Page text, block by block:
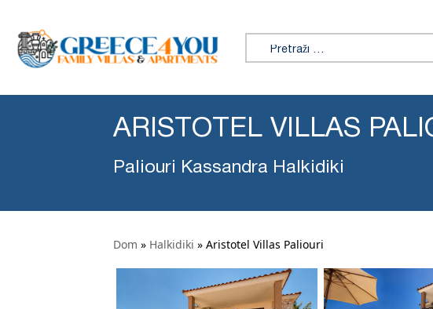
Tražiti:
ARISTOTEL VILLAS
Paliouri Kassandra Halkidiki
Dom » Halkidiki » Aristotel Villas Paliouri